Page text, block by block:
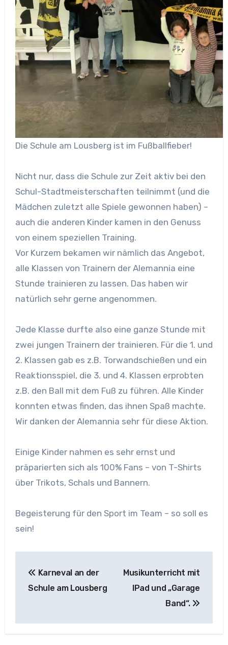
Die Schule am Lousberg ist im Fußballfieber!
Nicht nur, dass die Schule zur Zeit aktiv bei den
Schul-Stadtmeisterschaften teilnimmt (und die
Mädchen zuletzt alle Spiele gewonnen haben) –
auch die anderen Kinder kamen in den Genuss
von einem speziellen Training.
Vor Kurzem bekamen wir nämlich das Angebot,
alle Klassen von Trainern der Alemannia eine
Stunde trainieren zu lassen. Das haben wir
natürlich sehr gerne angenommen.
Jede Klasse durfte also eine ganze Stunde mit
zwei jungen Trainern der trainieren. Für die 1. und
2. Klassen gab es z.B. Torwandschießen und ein
Reaktionsspiel, die 3. und 4. Klassen erprobten
z.B. den Ball mit dem Fuß zu führen. Alle Kinder
konnten etwas finden, das ihnen Spaß machte.
Wir danken der Alemannia sehr für diese Aktion.
Einige Kinder nahmen es sehr ernst und
präparierten sich als 100% Fans – von T-Shirts
über Trikots, Schals und Bannern.
Begeisterung für den Sport im Team – so soll es
sein!
Karneval an der
Schule am Lousberg
Musikunterricht mit
IPad und „Garage
Band“.